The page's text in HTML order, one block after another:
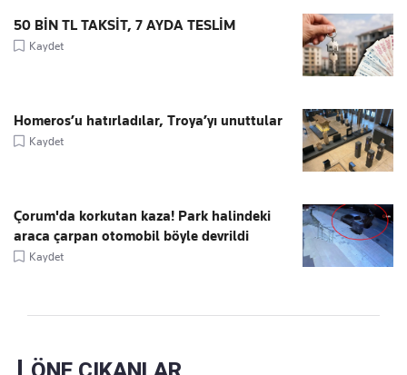
50 BİN TL TAKSİT, 7 AYDA TESLİM
Kaydet
Homeros’u hatırladılar, Troya’yı unuttular
Kaydet
Çorum'da korkutan kaza! Park halindeki
araca çarpan otomobil böyle devrildi
Kaydet